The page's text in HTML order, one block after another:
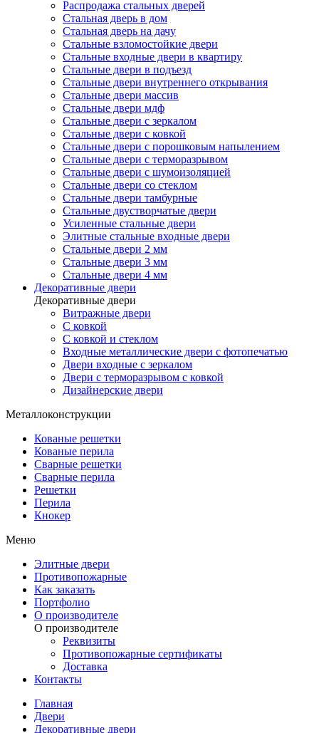
Распродажа стальных дверей
Стальная дверь в дом
Стальная дверь на дачу
Стальные взломостойкие двери
Стальные входные двери в квартиру
Стальные двери в подъезд
Стальные двери внутреннего открывания
Стальные двери массив
Стальные двери мдф
Стальные двери с зеркалом
Стальные двери с ковкой
Стальные двери с порошковым напылением
Стальные двери с терморазрывом
Стальные двери с шумоизоляцией
Стальные двери со стеклом
Стальные двери тамбурные
Стальные двустворчатые двери
Усиленные стальные двери
Элитные стальные входные двери
Стальные двери 2 мм
Стальные двери 3 мм
Стальные двери 4 мм
Декоративные двери
Декоративные двери
Витражные двери
С ковкой
С ковкой и стеклом
Входные металлические двери с фотопечатью
Двери входные с зеркалом
Двери с терморазрывом с ковкой
Дизайнерские двери
Металлоконструкции
Кованые решетки
Кованые перила
Сварные решетки
Сварные перила
Решетки
Перила
Кнокер
Меню
Элитные двери
Противопожарные
Как заказать
Портфолио
О производителе
О производителе
Реквизиты
Противопожарные сертификаты
Доставка
Контакты
Главная
Двери
Декоративные двери